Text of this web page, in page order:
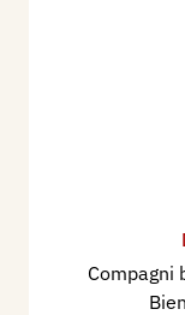
Compagni